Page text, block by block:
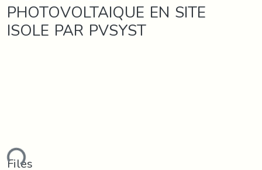
PHOTOVOLTAIQUE EN SITE
ISOLE PAR PVSYST
Files